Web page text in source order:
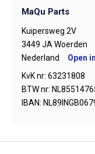
MaQu Parts
Kuipersweg 2V
3449 JA Woerden
Nederland
Open
KvK nr: 63231808
BTW nr:
IBAN: